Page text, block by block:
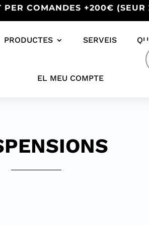
PER COMANDES +200€ (SEUR
PRODUCTES SERVEIS
EL MEU COMPTE